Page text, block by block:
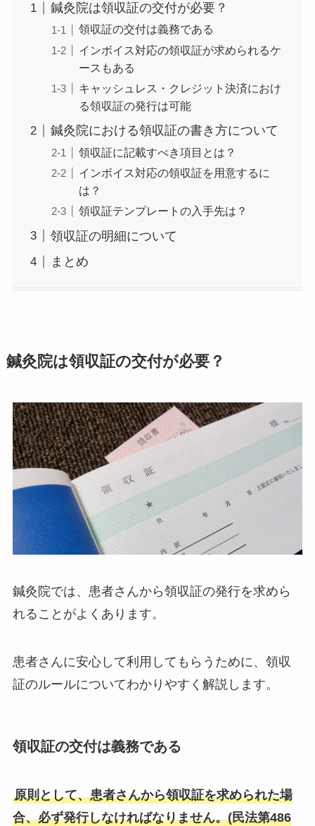
鍼灸院は領収証の交付が必要？
領収証の交付は義務である
インボイス対応の領収証が求められるケ
ースもある
キャッシュレス・クレジット決済におけ
る領収証の発行は可能
鍼灸院における領収証の書き方について
領収証に記載すべき項目とは？
インボイス対応の領収証を用意するに
は？
領収証テンプレートの入手先は？
領収証の明細について
まとめ
鍼灸院は領収証の交付が必要？
鍼灸院では、患者さんから領収証の発行を求めら
れることがよくあります。
患者さんに安心して利用してもらうために、領収
証のルールについてわかりやすく解説します。
領収証の交付は義務である
原則として、患者さんから領収証を求められた場
合、必ず発行しなければなりません。(民法第486